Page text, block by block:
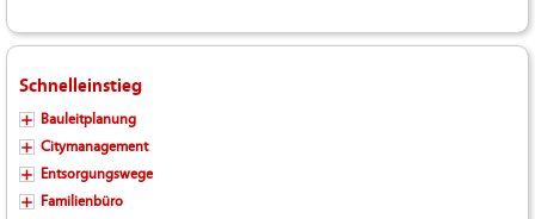
Schnelleinstieg
Bauleitplanung
Citymanagement
Entsorgungswege
Familienbüro